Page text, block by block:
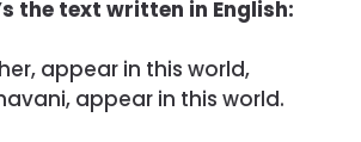
the text written in English:
appear in this world,
appear in this world.